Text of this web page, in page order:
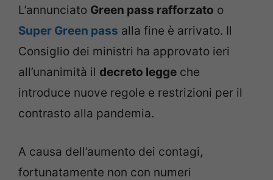
L’annunciato Green pass rafforzato o
Super Green pass alla fine è arrivato. Il
Consiglio dei ministri ha approvato ieri
all’unanimità il decreto legge che
introduce nuove regole e restrizioni per il
contrasto alla pandemia.
A causa dell’aumento dei contagi,
fortunatamente non con numeri